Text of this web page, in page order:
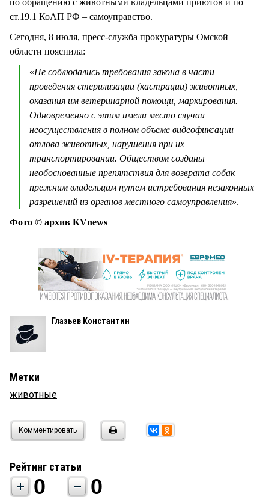
ст.19.1 КоАП РФ – самоуправство.
Сегодня, 8 июля, пресс-служба прокуратуры Омской
области пояснила:
«Не соблюдались требования закона в части
проведения стерилизации (кастрации) животных,
оказания им ветеринарной помощи, маркирования.
Одновременно с этим имели место случаи
неосуществления в полном объеме видеофиксации
отлова животных, нарушения при их
транспортировании. Обществом созданы
необоснованные препятствия для возврата собак
прежним владельцам путем истребования незаконных
разрешений из органов местного самоуправления».
Фото © архив KVnews
Глазьев Константин
Метки
животные
Комментировать
Рейтинг статьи
0 0